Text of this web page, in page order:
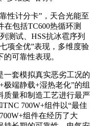
性计分卡”，天合光能至
在包括TC600热循环测
测试、HSS抗冰雹序列
项全优”表现，多维度验
可靠性表现。
一套模拟真实恶劣工况的
端静载+湿热老化”的组
质量和制造工艺进行最严
700W+组件以“最佳
组件在经历了大